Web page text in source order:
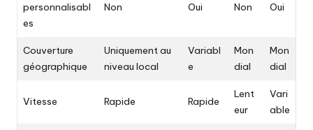
personnalisabl
es
Non Oui Non Oui
Couverture
géographique
Uniquement au
niveau local
Variabl
e
Mon
dial
Mon
dial
Vitesse Rapide Rapide
Lent
eur
Vari
able